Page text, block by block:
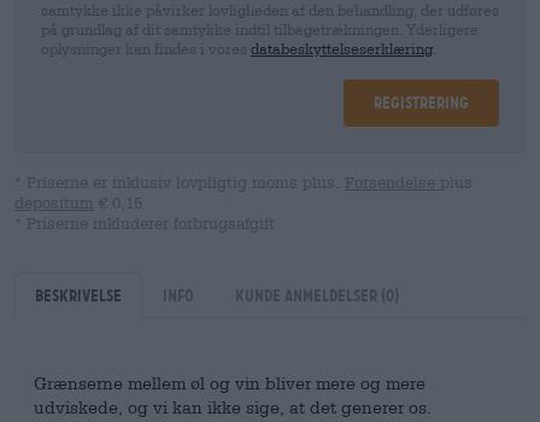
samtykke ikke påvirker lovligheden af ​​den behandling, der udføres
på grundlag af dit samtykke indtil tilbagetrækningen. Yderligere
oplysninger kan findes i vores databeskyttelseserklæring
Registrering
* Priserne er inklusiv lovpligtig moms plus. Forsendelse plus
depositum € 0,15
* Priserne inkluderer forbrugsafgift
Beskrivelse Info kunde anmeldelser (0)
Grænserne mellem øl og vin bliver mere og mere
udviskede, og vi kan ikke sige, at det generer os.